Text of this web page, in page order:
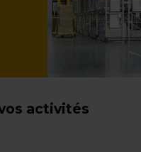
activités